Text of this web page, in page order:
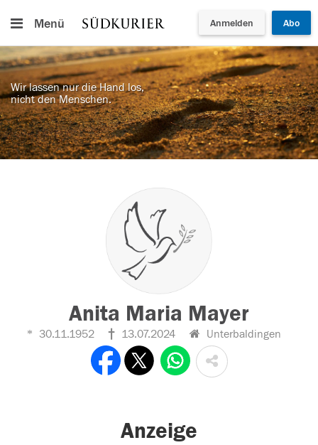
Menü Anmelden Abo
Wir lassen nur die Hand los,
nicht den Menschen.
Anita Maria Mayer
30.11.1952 13.07.2024 Unterbaldingen
Anzeige